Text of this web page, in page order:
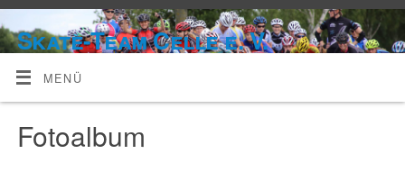
Skate-Team Celle e. V.
MENÜ
Fotoalbum